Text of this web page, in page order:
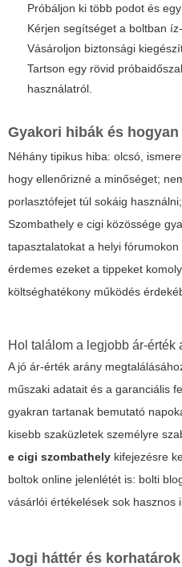
Próbáljon ki több podot és
Kérjen segítséget a boltban
Vásároljon biztonsági
Tartson egy rövid
használatról.
Gyakori hibák és
Néhány tipikus hiba: olcsó,
hogy ellenőrizné a minőséget;
porlasztófejet túl sokáig
Szombathely e cigi közössége
tapasztalatokat a helyi
érdemes ezeket a tippeket
költséghatékony működés
Hol találom a legjobb ár-érték
A jó ár-érték arány
műszaki adatait és a garanciális
gyakran tartanak bemutató
kisebb szaküzletek személyre
e cigi szombathely kifejezésre
boltok online jelenlétét is: bolti
vásárlói értékelések sok hasznos
Jogi háttér és korhatárok